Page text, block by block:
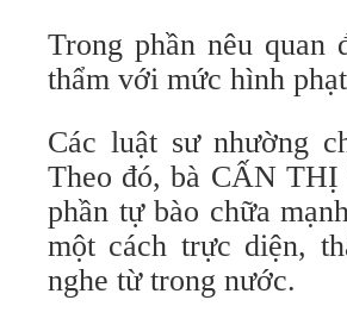
Trong phần nêu
thẩm với mức hình
Các luật sư nhường
Theo đó, bà CẤN
phần tự bào chữa
một cách trực diện,
nghe từ trong nước.